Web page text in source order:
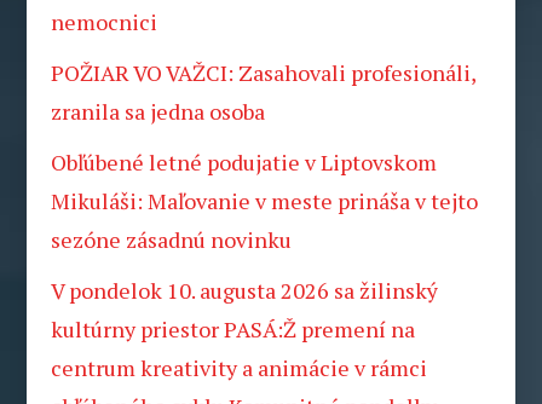
nemocnici
POŽIAR VO VAŽCI: Zasahovali profesionáli,
zranila sa jedna osoba
Obľúbené letné podujatie v Liptovskom
Mikuláši: Maľovanie v meste prináša v tejto
sezóne zásadnú novinku
V pondelok 10. augusta 2026 sa žilinský
kultúrny priestor PASÁ:Ž premení na
centrum kreativity a animácie v rámci